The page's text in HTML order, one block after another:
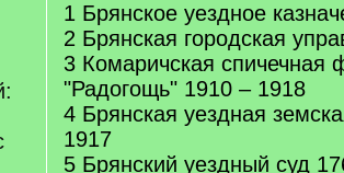
1 Брянское уездное
2 Брянская городская
3 Комаричская спичечная
"Радогощь" 1910 – 1918
4 Брянская уездная
1917
5 Брянский уездный суд